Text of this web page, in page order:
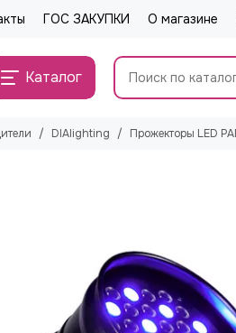
ГОС ЗАКУПКИ О магазине
Каталог
DIAlighting Прожекторы LED